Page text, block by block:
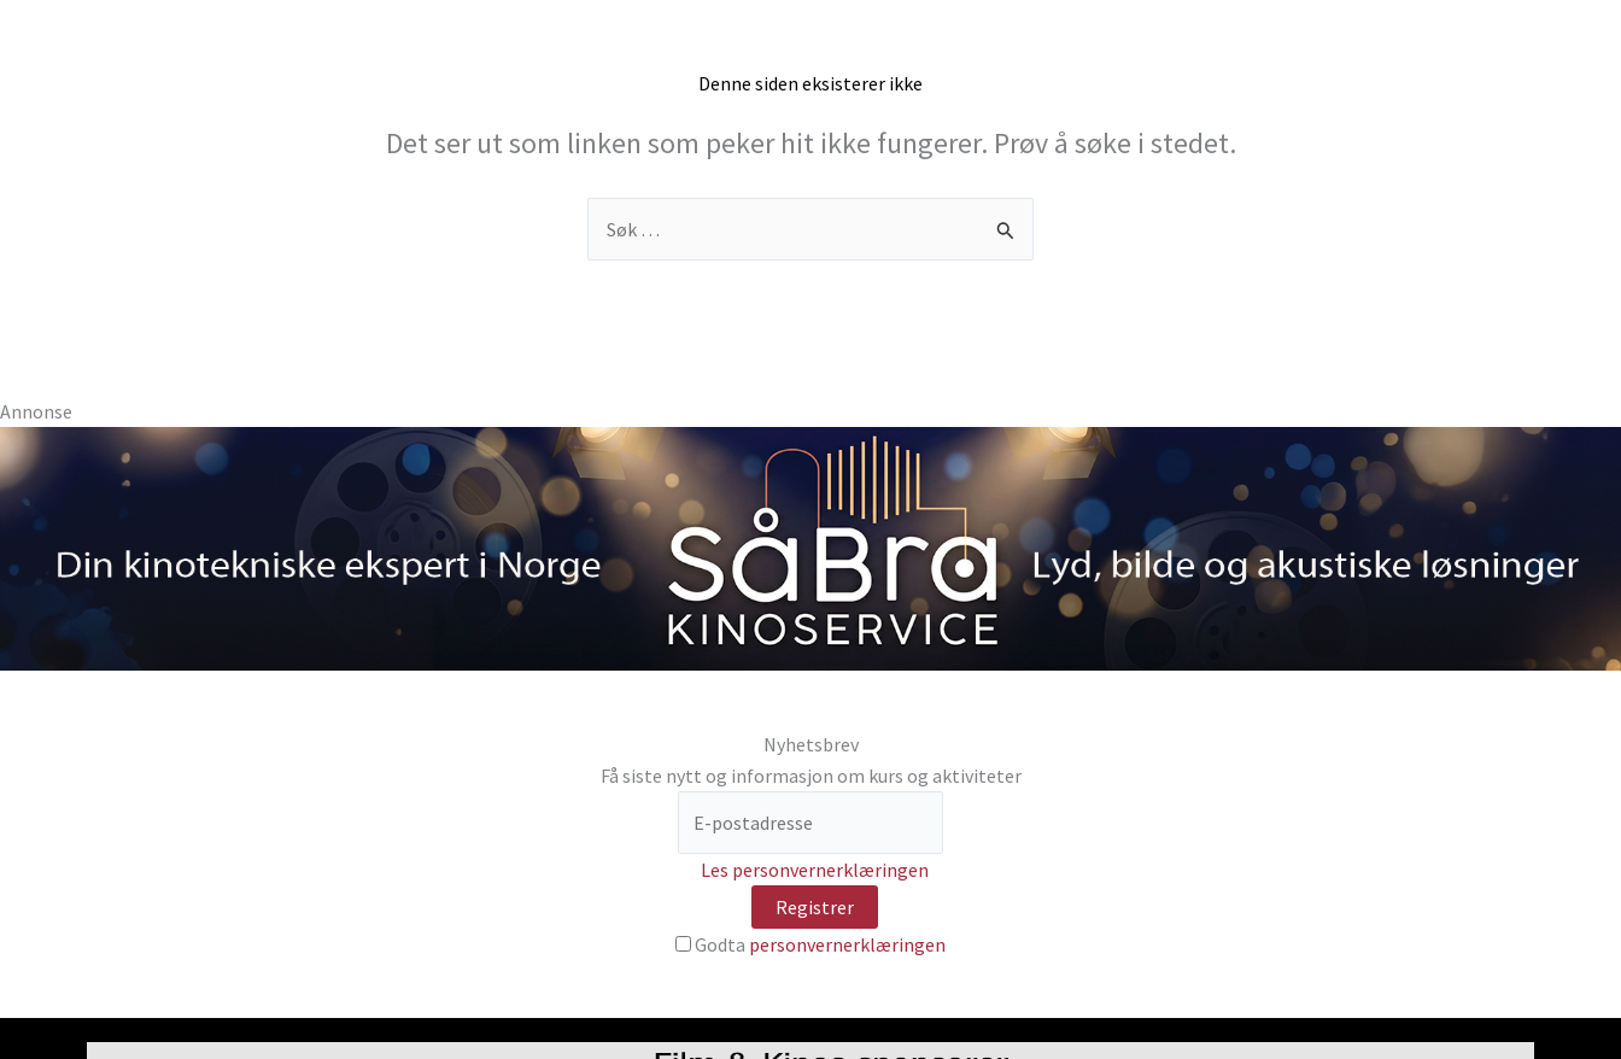
Denne siden eksisterer ikke
Det ser ut som linken som peker hit ikke fungerer. Prøv å søke i stedet.
etter:
Annonse
Nyhetsbrev
Få siste nytt og informasjon om kurs og aktiviteter
Les personvernerklæringen
Godta personvernerklæringen